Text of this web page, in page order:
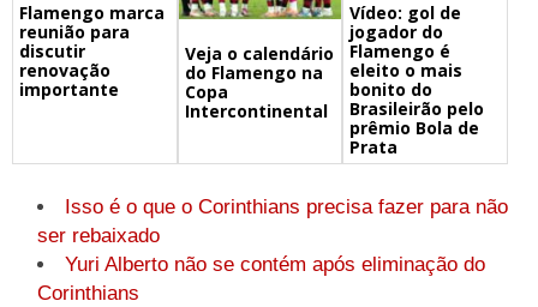
Flamengo marca
reunião para
discutir
renovação
importante
Veja o calendário
do Flamengo na
Copa
Intercontinental
Vídeo: gol de
jogador do
Flamengo é
eleito o mais
bonito do
Brasileirão pelo
prêmio Bola de
Prata
Isso é o que o Corinthians precisa fazer para não
ser rebaixado
Yuri Alberto não se contém após eliminação do
Corinthians